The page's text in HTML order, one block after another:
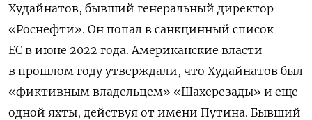
Худайнатов, бывший генеральный директор
«Роснефти». Он попал в санкцинный список
ЕС в июне 2022 года. Американские власти
в прошлом году утверждали, что Худайнатов был
«фиктивным владельцем» «Шахерезады» и еще
одной яхты, действуя от имени Путина. Бывший